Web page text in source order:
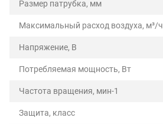
Размер патрубка, мм
Максимальный расход воздуха, м³/ч
Напряжение, В
Потребляемая мощность, Вт
Частота вращения, мин-1
Защита, класс